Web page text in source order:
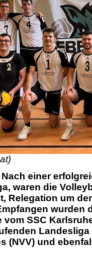
Nach einer
waren die
Relegation um
wurden
vom SSC
(NVV) und